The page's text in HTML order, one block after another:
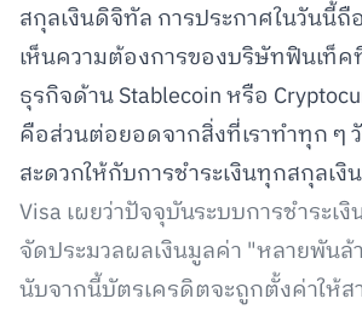
สกุลเงินดิจิทัล การประกาศในวันนี้ถื
เห็นความต้องการของบริษัทฟินเท็
ธุรกิจด้าน Stablecoin หรือ
คือส่วนต่อยอดจากสิ่งที่เราทำทุก ๆ
สะดวกให้กับการชำระเงินทุกสกุลเงิ
Visa เผยว่าปัจจุบันระบบการชำระเ
จัดประมวลผลเงินมูลค่า "หลายพันล้
นับจากนี้บัตรเครดิตจะถูกตั้งค่าให้ส